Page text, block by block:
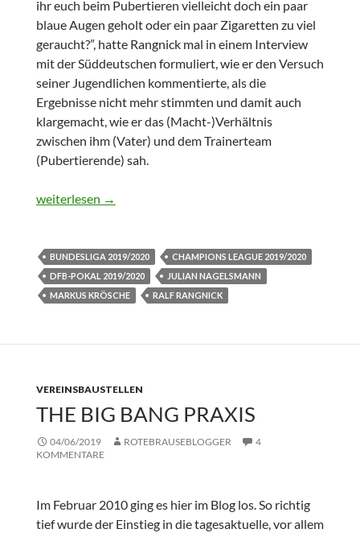
ihr euch beim Pubertieren vielleicht doch ein paar
blaue Augen geholt oder ein paar Zigaretten zu viel
geraucht?”, hatte Rangnick mal in einem Interview
mit der Süddeutschen formuliert, wie er den Versuch
seiner Jugendlichen kommentierte, als die
Ergebnisse nicht mehr stimmten und damit auch
klargemacht, wie er das (Macht-)Verhältnis
zwischen ihm (Vater) und dem Trainerteam
(Pubertierende) sah.
RB Leipzig vor der Hinrunde in der Bundesliga 2019/2020
weiterlesen →
BUNDESLIGA 2019/2020
CHAMPIONS LEAGUE 2019/2020
DFB-POKAL 2019/2020
JULIAN NAGELSMANN
MARKUS KRÖSCHE
RALF RANGNICK
VEREINSBAUSTELLEN
THE BIG BANG PRAXIS
04/06/2019 ROTEBRAUSEBLOGGER
4
KOMMENTARE
Im Februar 2010 ging es hier im Blog los. So richtig
tief wurde der Einstieg in die tagesaktuelle, vor allem